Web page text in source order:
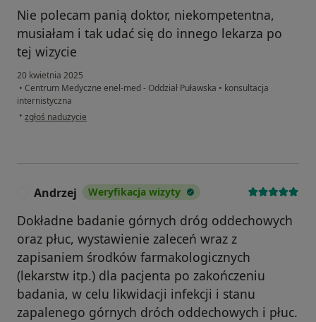
Nie polecam panią doktor, niekompetentna,
musiałam i tak udać się do innego lekarza po
tej wizycie
20 kwietnia 2025
• Centrum Medyczne enel-med - Oddział Puławska • konsultacja
internistyczna
• w opinii użytkownika Jolanta
zgłoś nadużycie
Andrzej Weryfikacja wizyty
Dokładne badanie górnych dróg oddechowych
oraz płuc, wystawienie zaleceń wraz z
zapisaniem środków farmakologicznych
(lekarstw itp.) dla pacjenta po zakończeniu
badania, w celu likwidacji infekcji i stanu
zapalenego górnych dróch oddechowych i płuc.